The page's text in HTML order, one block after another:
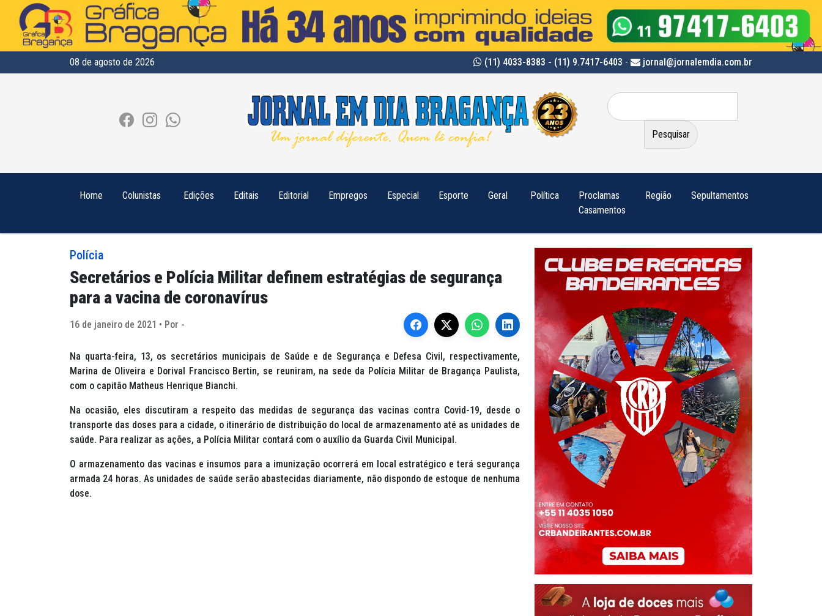
08 de agosto de 2026 (11) 4033-8383 - (11) 9.7417-6403 - jornal@jornalemdia.com.br
Pesquisar
por:
Home Colunistas Edições Editais Editorial Empregos Especial Esporte Geral Política
Proclamas
Casamentos
Região Sepultamentos
Polícia
Secretários e Polícia Militar definem estratégias de segurança
para a vacina de coronavírus
16 de janeiro de 2021 • Por -
Na quarta-feira, 13, os secretários municipais de Saúde e de Segurança e Defesa Civil, respectivamente,
Marina de Oliveira e Dorival Francisco Bertin, se reuniram, na sede da Polícia Militar de Bragança Paulista,
com o capitão Matheus Henrique Bianchi.
Na ocasião, eles discutiram a respeito das medidas de segurança das vacinas contra Covid-19, desde o
transporte das doses para a cidade, o itinerário de distribuição do local de armazenamento até as unidades de
saúde. Para realizar as ações, a Polícia Militar contará com o auxílio da Guarda Civil Municipal.
O armazenamento das vacinas e insumos para a imunização ocorrerá em local estratégico e terá segurança
armada 24 horas. As unidades de saúde serão abastecidas diariamente, não dispondo de estoque de nenhuma
dose.